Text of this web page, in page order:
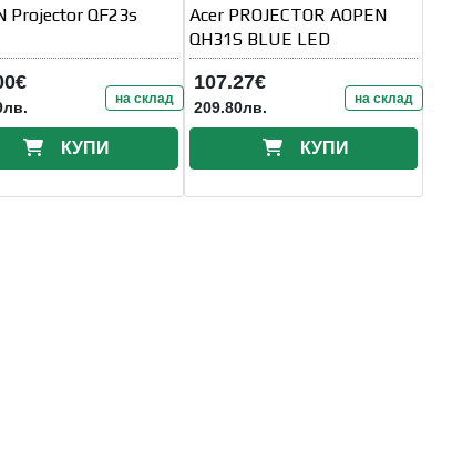
Projector QF23s
на склад
КУПИ
Acer PROJECTOR AOPEN
QH31S BLUE LED
107.27€
209.80лв. на склад
КУПИ